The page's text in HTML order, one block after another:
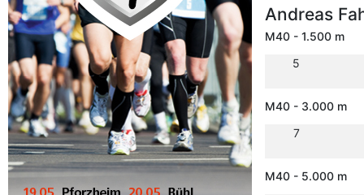
Andreas
M40 - 1.500 m
5
M40 - 3.000 m
7
M40 - 5.000 m